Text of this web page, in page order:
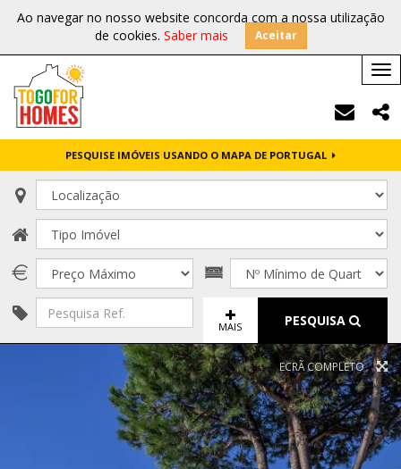
Ao navegar no nosso website concorda com a nossa utilização
de cookies. Saber mais Aceitar
PESQUISE IMÓVEIS USANDO O MAPA DE PORTUGAL
MAIS PESQUISA
ECRÃ COMPLETO